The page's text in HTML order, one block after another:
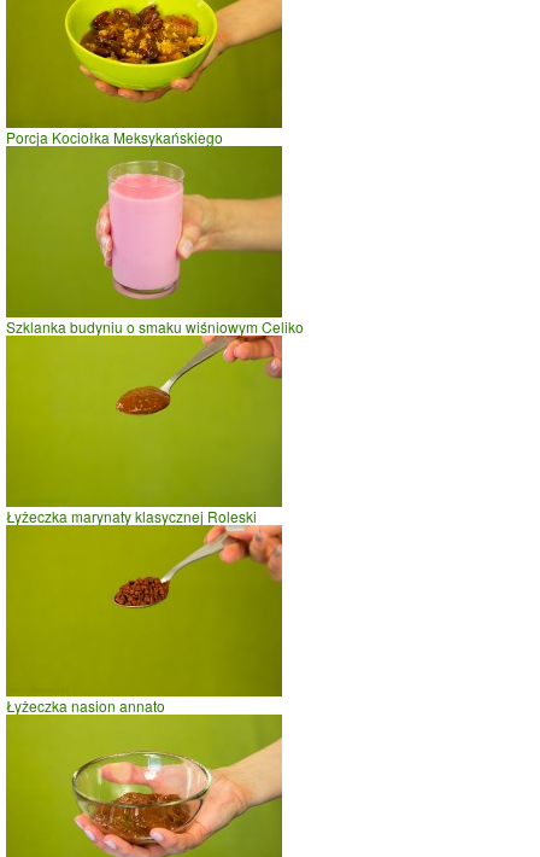
Porcja Kociołka Meksykańskiego
Szklanka budyniu o smaku wiśniowym Celiko
Łyżeczka marynaty klasycznej Roleski
Łyżeczka nasion annato